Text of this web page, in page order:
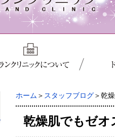
ホーム ＞ スタッフブログ ＞乾
乾燥肌でもゼオ